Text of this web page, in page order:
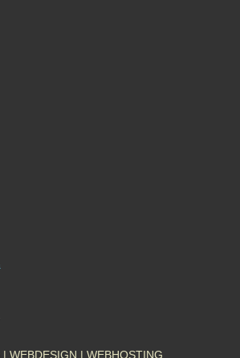
WEBDESIGN | WEBHOSTING